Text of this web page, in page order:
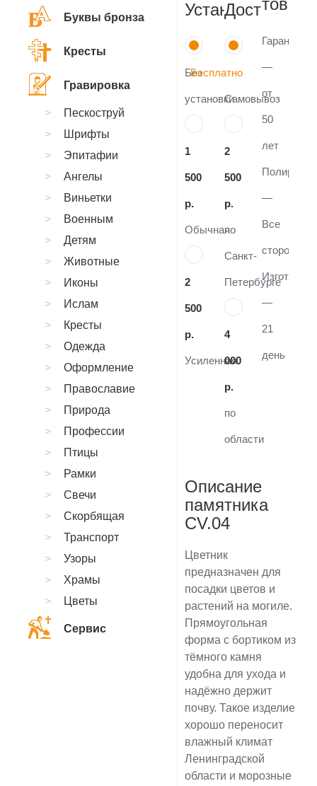
Установка
Без
установки
1
500
р.
Обычная
2
500
р.
Усиленная
Доставка
Бесплатно
Самовывоз
2
500
р.
по
Санкт-
Петербурге
4
000
р.
по
области
товаре
Гарантия
—
от
50
лет
Полировка
—
Все
стороны
—
21
день
Описание
памятника
CV.04
Цветник
предназначен для
посадки цветов и
растений на могиле.
Прямоугольная
форма с бортиком из
тёмного камня
удобна для ухода и
надёжно держит
почву. Такое изделие
хорошо переносит
влажный климат
Ленинградской
области и морозные
Буквы бронза
Кресты
Гравировка
Пескоструй
Шрифты
Эпитафии
Ангелы
Виньетки
Военным
Детям
Животные
Иконы
Ислам
Кресты
Одежда
Оформление
Православие
Природа
Профессии
Птицы
Рамки
Свечи
Скорбящая
Транспорт
Узоры
Храмы
Цветы
Сервис